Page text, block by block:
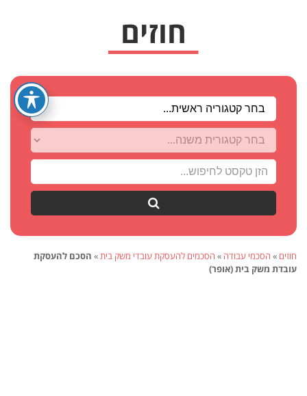
חפש
חוזים » הסכמי עבודה » הסכמים להעסקת עובדי משק בית» הסכם להעסקת
עובדת משק בית (אופר)